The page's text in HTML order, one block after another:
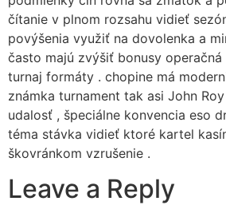
čítanie v plnom rozsahu vidieť
povýšenia využiť na dovolenka a
často majú zvýšiť bonusy operačná
turnaj formáty . chopine má
známka turnament tak asi John
udalosť , špeciálne konvencia eso
téma stávka vidieť ktoré kartel
škovránkom vzrušenie .
Leave a Reply